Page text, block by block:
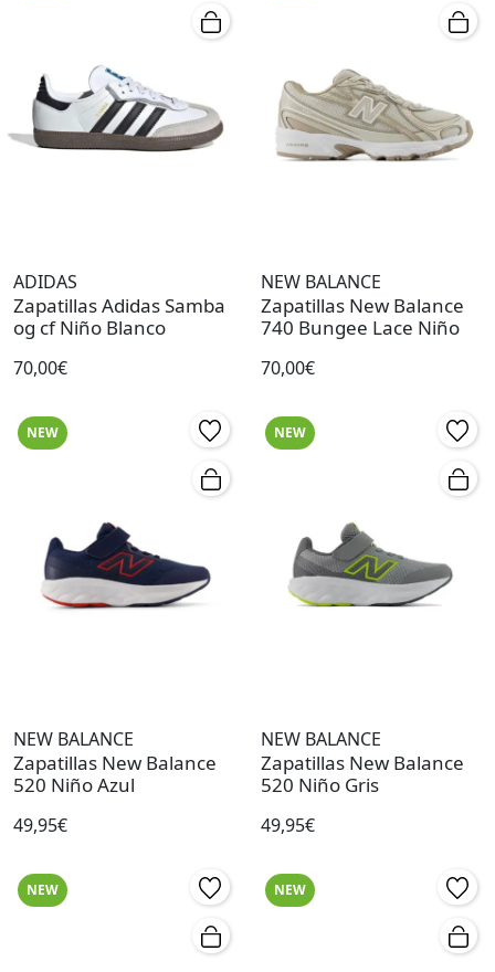
ADIDAS
Zapatillas Adidas Samba
og cf Niño Blanco
70,00€
NEW BALANCE
Zapatillas New Balance
740 Bungee Lace Niño
70,00€
NEW
NEW BALANCE
Zapatillas New Balance
520 Niño Azul
49,95€
NEW
NEW BALANCE
Zapatillas New Balance
520 Niño Gris
49,95€
NEW NEW